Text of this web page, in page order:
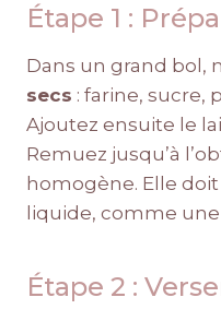
Étape 1 :
Dans un grand bol,
secs : farine, sucre,
Ajoutez ensuite le
Remuez jusqu’à
homogène. Elle
liquide, comme
Étape 2 :